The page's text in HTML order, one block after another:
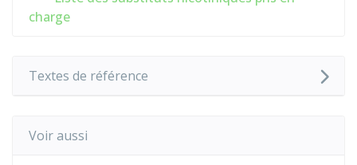
charge
Textes de référence
Voir aussi